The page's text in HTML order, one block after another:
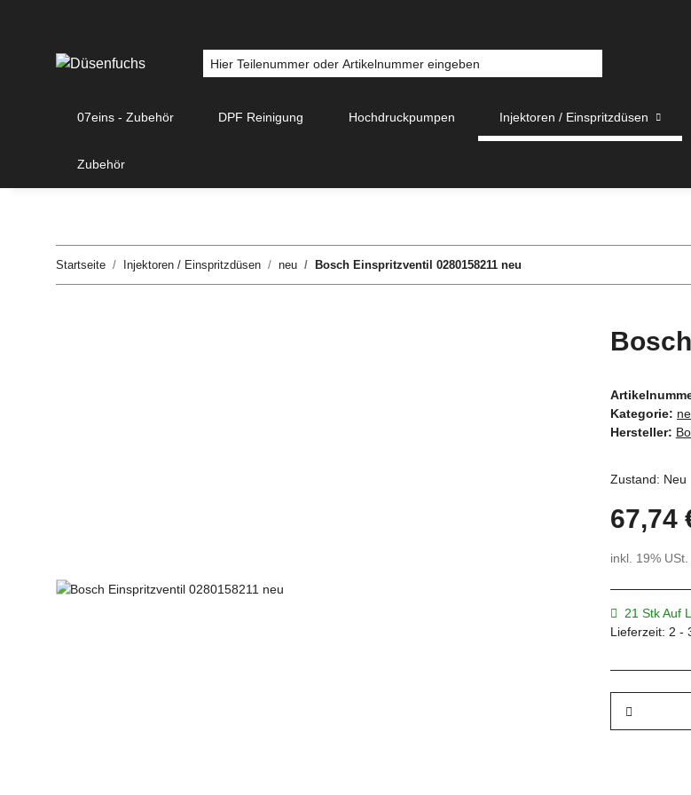
07eins - Zubehör DPF Reinigung Hochdruckpumpen Injektoren / Einspritzdüsen
Zubehör
Startseite Injektoren / Einspritzdüsen neu Bosch Einspritzventil 0280158211 neu
Kategorie:
Hersteller:
Zustand: Neu
67,74
inkl. 19%
21 Stk Auf
Lieferzeit: 2 -